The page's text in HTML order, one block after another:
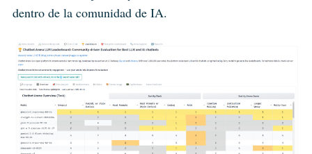
dentro de la comunidad de IA.